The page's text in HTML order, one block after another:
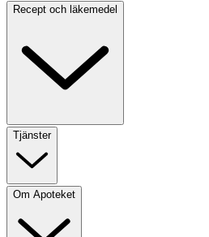
Recept och läkemedel
Tjänster
Om Apoteket